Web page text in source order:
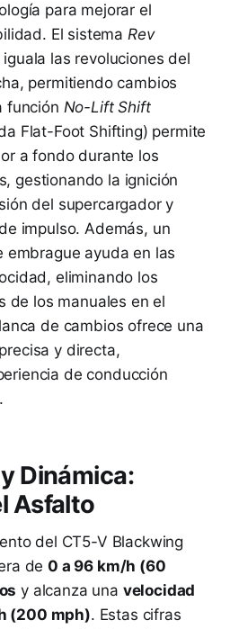
para mejorar el
El sistema Rev
las revoluciones del
permitiendo cambios
función No-Lift Shift
Flat-Foot Shifting) permite
a fondo durante los
gestionando la ignición
del supercargador y
impulso. Además, un
embrague ayuda en las
eliminando los
de los manuales en el
de cambios ofrece una
y directa,
de conducción
Dinámica:
Asfalto
del CT5-V Blackwing
de0 a 96 km/h (60
y alcanza una velocidad
(200 mph). Estas cifras